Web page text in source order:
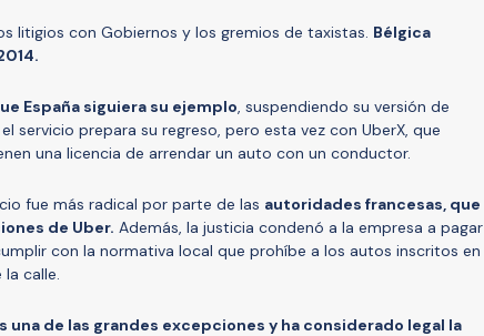
litigios con Gobiernos y los gremios de taxistas. Bélgica
España siguiera su ejemplo, suspendiendo su versión de
servicio prepara su regreso, pero esta vez con UberX, que
una licencia de arrendar un auto con un conductor.
fue más radical por parte de las autoridades francesas, que
de Uber. Además, la justicia condenó a la empresa a pagar
con la normativa local que prohíbe a los autos inscritos en
calle.
una de las grandes excepciones y ha considerado legal la